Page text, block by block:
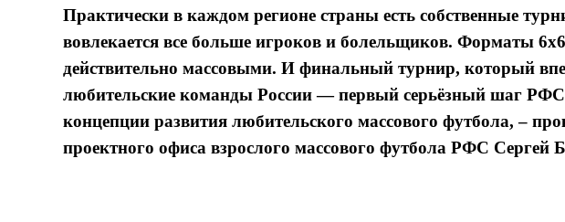
Практически в каждом регионе страны есть собственные
вовлекается все больше игроков и болельщиков. Форматы
действительно массовыми. И финальный турнир, который
любительские команды России — первый серьёзный шаг
концепции развития любительского массового футбола, –
проектного офиса взрослого массового футбола РФС Сергей